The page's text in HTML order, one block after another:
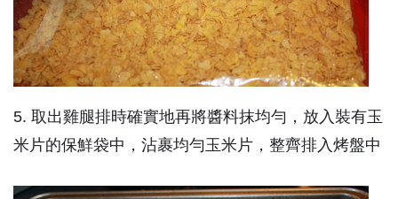
5. 取出雞腿排時確實地再將醬料抹均勻，放入裝有玉
米片的保鮮袋中，沾裹均勻玉米片，整齊排入烤盤中